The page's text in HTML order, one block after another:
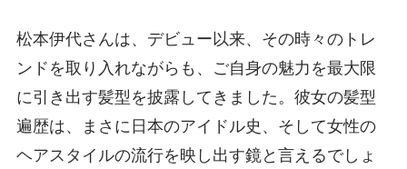
松本伊代さんは、デビュー以来、その時々のトレ
ンドを取り入れながらも、ご自身の魅力を最大限
に引き出す髪型を披露してきました。彼女の髪型
遍歴は、まさに日本のアイドル史、そして女性の
ヘアスタイルの流行を映し出す鏡と言えるでしょ